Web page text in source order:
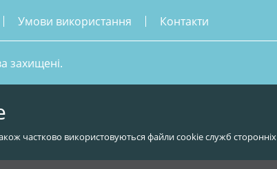
умови використання контакти
захищені.
частково використовуються файли cookie служб сторонніх